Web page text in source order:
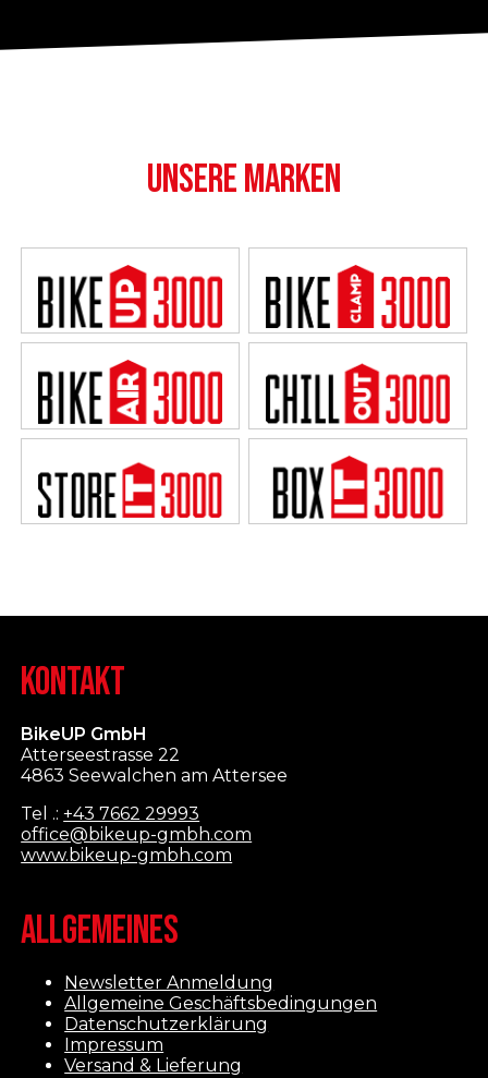
UNSERE MARKEN
KONTAKT
BikeUP GmbH
Atterseestrasse 22
4863 Seewalchen am Attersee
Tel .:+43 7662 29993
office@bikeup-gmbh.com
www.bikeup-gmbh.com
ALLGEMEINES
Newsletter Anmeldung
Allgemeine Geschäftsbedingungen
Datenschutzerklärung
Impressum
Versand & Lieferung